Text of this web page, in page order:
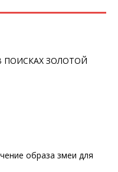
В ПОИСКАХ ЗОЛОТОЙ
образа змеи для